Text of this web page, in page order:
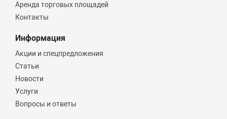
Аренда торговых площадей
Контакты
Информация
Акции и спецпредложения
Статьи
Новости
Услуги
Вопросы и ответы